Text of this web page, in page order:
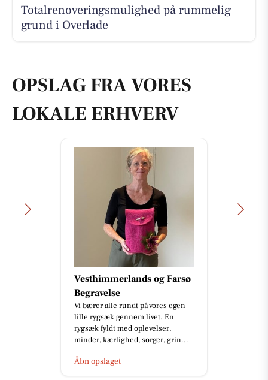
Totalrenoveringsmulighed på rummelig
grund i Overlade
OPSLAG FRA VORES
LOKALE ERHVERV
Vesthimmerlands og Farsø
Begravelse
Vi bærer alle rundt på vores egen
lille rygsæk gennem livet. En
rygsæk fyldt med oplevelser,
minder, kærlighed, sorger, grin...
Åbn opslaget